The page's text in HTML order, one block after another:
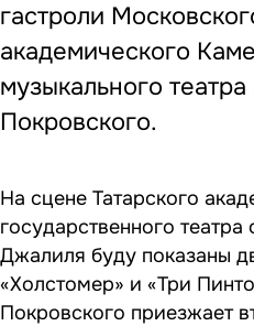
гастроли
академического
музыкального
Покровского.
На сцене Татарского
государственного
Джалиля буду показаны
«Холстомер» и «Три
Покровского приезжает